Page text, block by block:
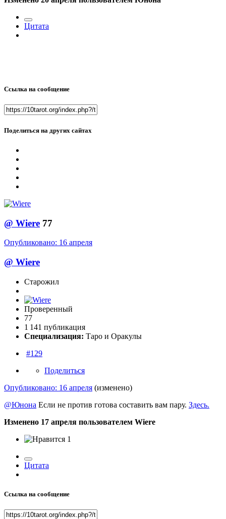
Цитата
Ссылка на сообщение
Поделиться на других сайтах
@ Wiere 77
Опубликовано: 16 апреля
@ Wiere
Старожил
Проверенный
77
1 141 публикация
Специализация: Таро и Оракулы
#129
Поделиться
Опубликовано: 16 апреля (изменено)
@Юнона Если не против готова составить вам пару. Здесь.
Изменено 17 апреля пользователем Wiere
1
Цитата
Ссылка на сообщение